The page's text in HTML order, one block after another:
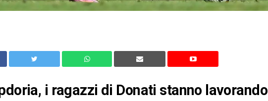
i ragazzi di Donati stanno lavorando